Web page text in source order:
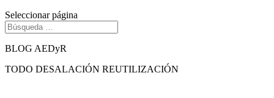
Seleccionar página
BLOG AEDyR
TODO DESALACIÓN REUTILIZACIÓN